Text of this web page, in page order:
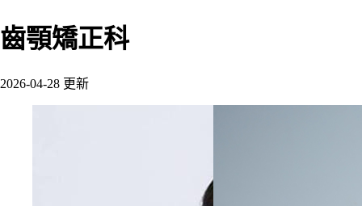
齒顎矯正科
2026-04-28 更新